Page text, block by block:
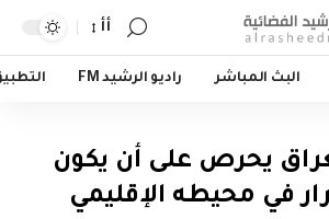
أأ
البث المباشر راديو الرشيد FM
يحرص على أن يكون
في محيطه الإقليمي